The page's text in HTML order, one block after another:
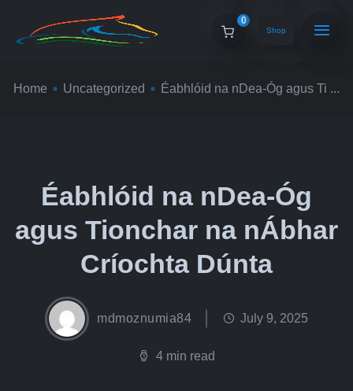
0
Shop
Home Uncategorized Éabhlóid na nDea-Óg agus Ti ...
Éabhlóid na nDea-Óg
agus Tionchar na nÁbhar
Críochta Dúnta
mdmoznumia84 July 9, 2025
4 min read